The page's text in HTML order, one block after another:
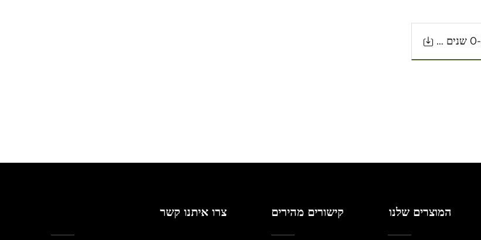
קטלוג 2026 - 0-3 שנים - תינוקות
המוצרים שלנו קישורים מהירים צרו איתנו קשר